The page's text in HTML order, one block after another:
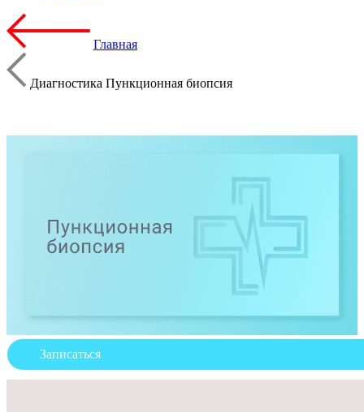
Главная
Диагностика Пункционная биопсия
Записаться